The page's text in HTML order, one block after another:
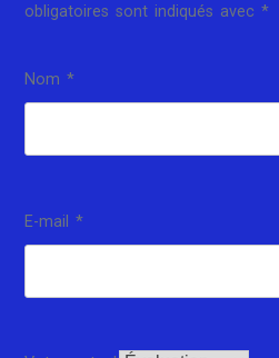
obligatoires sont indiqués avec*
Nom*
E-mail*